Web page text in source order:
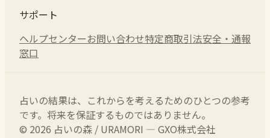
サポート
ヘルプセンターお問い合わせ特定商取引法安全・通報
窓口
占いの結果は、これからを考えるためのひとつの参考
です。将来を保証するものではありません。
© 2026 占いの森 / URAMORI — GXO株式会社